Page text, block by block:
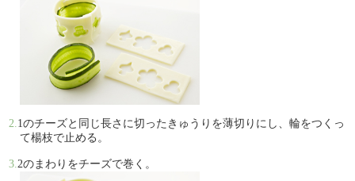
2.1のチーズと同じ長さに切ったきゅうりを薄切りにし、輪をつくっ
て楊枝で止める。
3.2のまわりをチーズで巻く。